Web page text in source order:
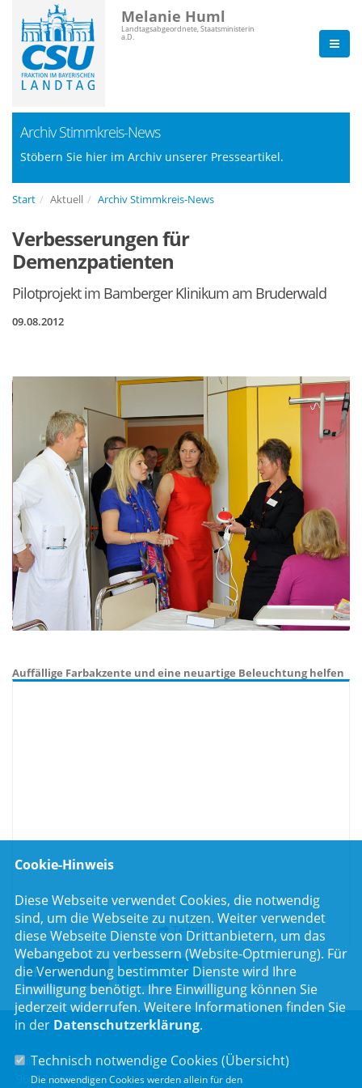
Melanie Huml
Landtagsabgeordnete, Staatsministerin
a.D.
Archiv Stimmkreis-News
Stöbern Sie hier im Archiv unserer Presseartikel.
Start Aktuell Archiv Stimmkreis-News
Verbesserungen für
Demenzpatienten
Pilotprojekt im Bamberger Klinikum am Bruderwald
09.08.2012
Auffällige Farbakzente und eine neuartige Beleuchtung helfen
dienen, daher haben wir die Umbaumaßnahmen finanziell gefördert.“
Das Foto zeigt (von links) Chefarzt Prof. Dr. Peter Rieckmann,
Forschungsprojektes Architektin Dr. Birgit Dietz und Pflegedirektorin
Brigitte Hollstein im Gespräch mit einer Patientin.
Teilen
Teilen Twittern
Luitpoldstr. 55
96052 Bamberg
Cookie-Hinweis
Diese Webseite verwendet Cookies, die notwendig
sind, um die Webseite zu nutzen. Weiter verwendet
diese Webseite Dienste von Drittanbietern, um das
Webangebot zu verbessern (Website-Optmierung). Für
die Verwendung bestimmter Dienste wird Ihre
Einwilligung benötigt. Ihre Einwilligung können Sie
jederzeit widerrufen. Weitere Informationen finden Sie
in der Datenschutzerklärung.
Technisch notwendige Cookies (Übersicht)
Die notwendigen Cookies werden allein für den